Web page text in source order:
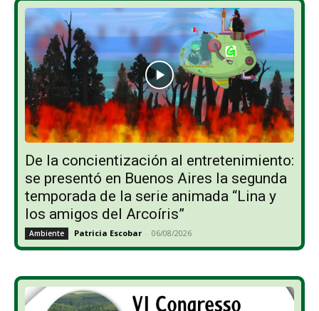
De la concientización al entretenimiento:
se presentó en Buenos Aires la segunda
temporada de la serie animada “Lina y
los amigos del Arcoíris”
Ambiente Patricia Escobar - 06/08/2026